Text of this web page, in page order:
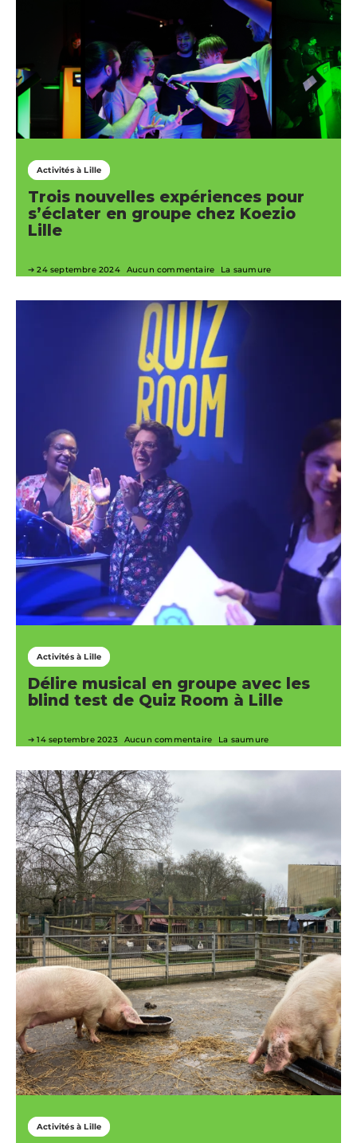
Activités à Lille
Trois nouvelles expériences pour
s’éclater en groupe chez Koezio
Lille
24 septembre 2024 Aucun commentaire La saumure
Activités à Lille
Délire musical en groupe avec les
blind test de Quiz Room à Lille
14 septembre 2023 Aucun commentaire La saumure
Activités à Lille